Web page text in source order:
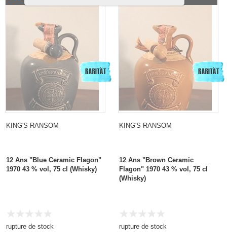
1970
KING'S RANSOM
12 Ans "Blue Ceramic Flagon"
1970 43 % vol, 75 cl (Whisky)
rupture de stock
old «Brown Ceramic
KING'S RANSOM
12 Ans "Brown Ceramic
Flagon" 1970 43 % vol, 75 cl
(Whisky)
rupture de stock